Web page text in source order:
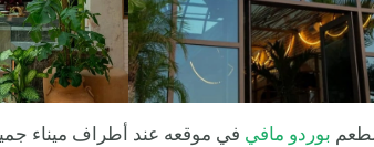
بوردو مافي في موقعه عند أطراف ميناء